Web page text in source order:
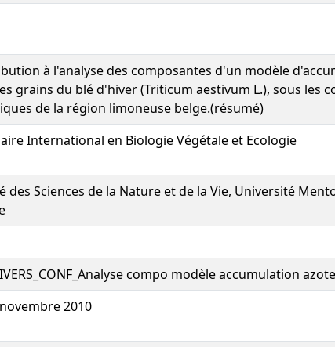
à l'analyse des composantes d'un modèle
grains du blé d'hiver (Triticum aestivum L.), sous les
de la région limoneuse belge.(résumé)
International en Biologie Végétale et Ecologie
des Sciences de la Nature et de la Vie, Université
compo modèle accumulation
2010